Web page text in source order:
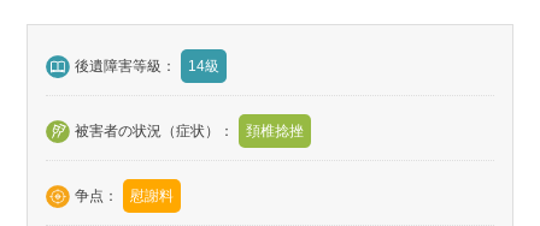
後遺障害等級： 14級
被害者の状況（症状）： 頚椎捻挫
争点： 慰謝料